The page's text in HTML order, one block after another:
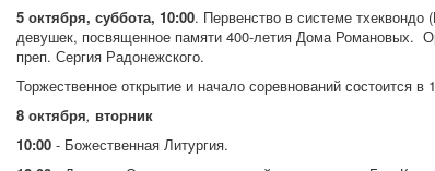
5 октября, суббота, 10:00. Первенство в системе
девушек, посвященное памяти 400-летия Дома Романовых.
преп. Сергия Радонежского.
Торжественное открытие и начало соревнований состоится в
8 октября, вторник
10:00- Божественная Литургия.